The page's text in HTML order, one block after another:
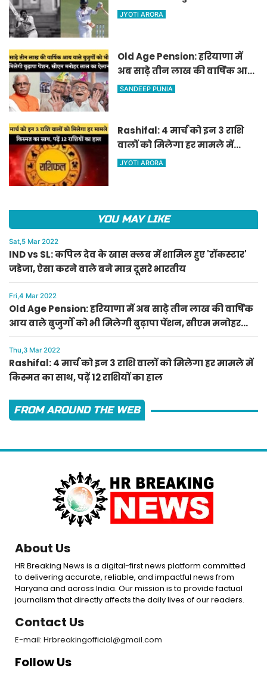
जडेजा, ऐसा करने वाले बने मात्र
JYOTI ARORA
Old Age Pension: हरियाणा में
अब साढ़े तीन लाख की वार्षिक आय
वाले बुजुर्गों को भी मिलेगी बुढ़ापा
SANDEEP PUNIA
Rashifal: 4 मार्च को इन 3 राशि
वालों को मिलेगा हर मामले में
किस्मत का साथ, पढ़ें 12 राशियों का
JYOTI ARORA
YOU MAY LIKE
Sat,5 Mar 2022
IND vs SL: कपिल देव के खास क्लब में शामिल हुए 'रॉकस्टार'
जडेजा, ऐसा करने वाले बने मात्र दूसरे भारतीय
Fri,4 Mar 2022
Old Age Pension: हरियाणा में अब साढ़े तीन लाख की वार्षिक
आय वाले बुजुर्गों को भी मिलेगी बुढ़ापा पेंशन, सीएम मनोहर
लाल का ऐलान
Thu,3 Mar 2022
Rashifal: 4 मार्च को इन 3 राशि वालों को मिलेगा हर मामले में
किस्मत का साथ, पढ़ें 12 राशियों का हाल
FROM AROUND THE WEB
About Us
HR Breaking News is a digital-first news platform committed
to delivering accurate, reliable, and impactful news from
Haryana and across India. Our mission is to provide factual
journalism that directly affects the daily lives of our readers.
Contact Us
E-mail: Hrbreakingofficial@gmail.com
Follow Us